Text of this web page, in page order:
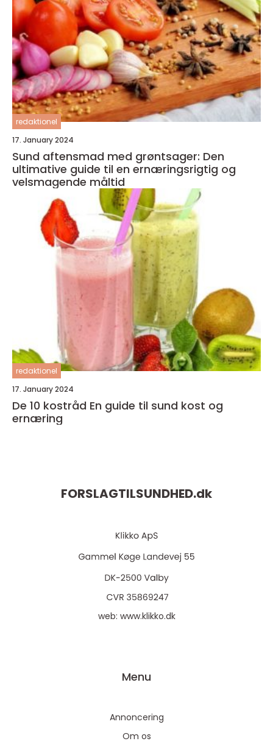
redaktionel
17. January 2024
Sund aftensmad med grøntsager: Den
ultimative guide til en ernæringsrigtig og
velsmagende måltid
redaktionel
17. January 2024
De 10 kostråd En guide til sund kost og
ernæring
FORSLAGTILSUNDHED.dk
web: www.klikko.dk
Menu
Annoncering
Om os